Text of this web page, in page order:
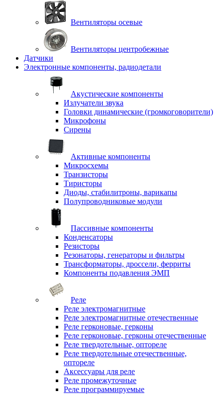
Вентиляторы осевые
Вентиляторы центробежные
Датчики
Электронные компоненты, радиодетали
Акустические компоненты
Излучатели звука
Головки динамические (громкоговорители)
Микрофоны
Сирены
Активные компоненты
Микросхемы
Транзисторы
Тиристоры
Диоды, стабилитроны, варикапы
Полупроводниковые модули
Пассивные компоненты
Конденсаторы
Резисторы
Резонаторы, генераторы и фильтры
Трансформаторы, дроссели, ферриты
Компоненты подавления ЭМП
Реле
Реле электромагнитные
Реле электромагнитные отечественные
Реле герконовые, герконы
Реле герконовые, герконы отечественные
Реле твердотельные, оптореле
Реле твердотельные отечественные,
оптореле
Аксессуары для реле
Реле промежуточные
Реле программируемые